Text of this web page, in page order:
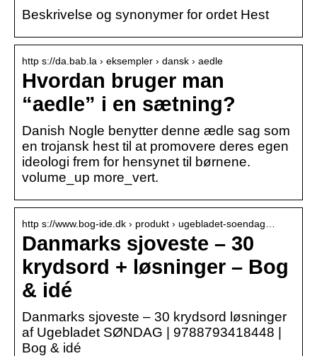
Beskrivelse og synonymer for ordet Hest
http s://da.bab.la › eksempler › dansk › aedle
Hvordan bruger man
“aedle” i en sætning?
Danish Nogle benytter denne ædle sag som
en trojansk hest til at promovere deres egen
ideologi frem for hensynet til børnene.
volume_up more_vert.
http s://www.bog-ide.dk › produkt › ugebladet-soendag…
Danmarks sjoveste – 30
krydsord + løsninger – Bog
& idé
Danmarks sjoveste – 30 krydsord løsninger
af Ugebladet SØNDAG | 9788793418448 |
Bog & idé